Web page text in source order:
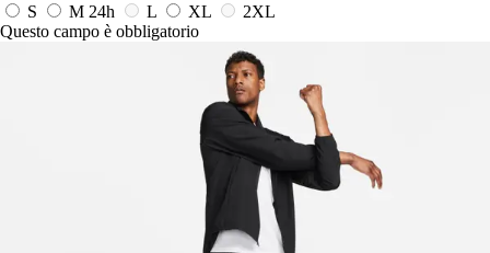
S
M 24h L XL
2XL
Questo campo è obbligatorio